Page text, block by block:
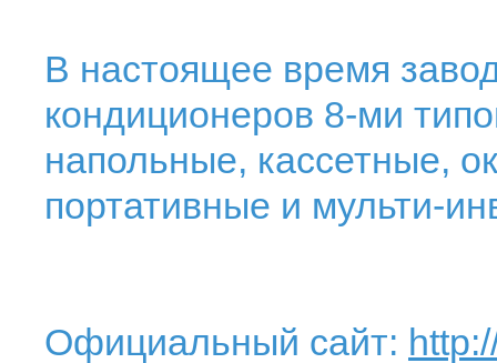
В настоящее время
кондиционеров 8-ми
напольные, кассетные,
портативные и мульти-
Официальный сайт: